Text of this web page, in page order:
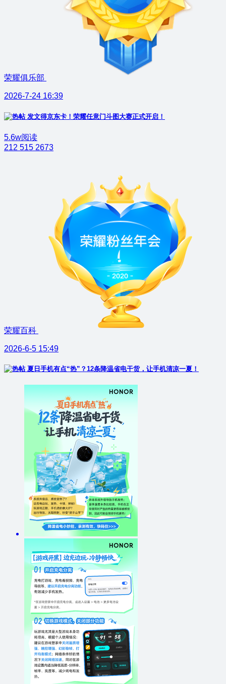
荣耀俱乐部
2026-7-24 16:39
发文得京东卡！荣耀任意门斗图大赛正式开启！
5.6w阅读
212 515 2673
荣耀百科
2026-6-5 15:49
夏日手机有点“热”？12条降温省电干货，让手机清凉一夏！